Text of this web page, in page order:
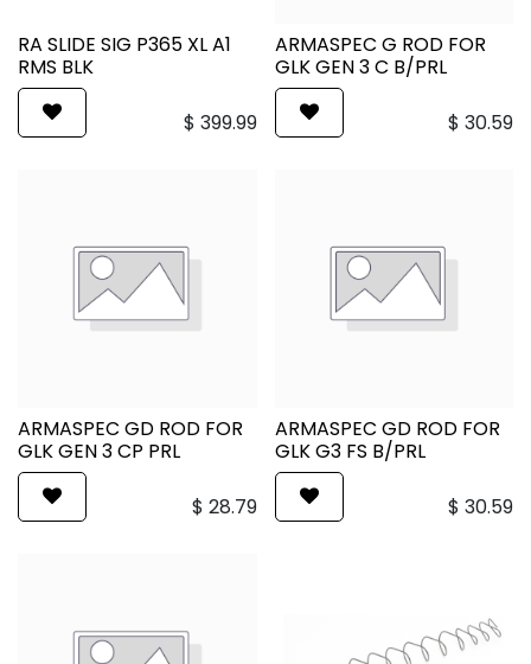
RA SLIDE SIG P365 XL A1
RMS BLK
$ 399.99
ARMASPEC G ROD FOR
GLK GEN 3 C B/PRL
$ 30.59
ARMASPEC GD ROD FOR
GLK GEN 3 CP PRL
$ 28.79
ARMASPEC GD ROD FOR
GLK G3 FS B/PRL
$ 30.59